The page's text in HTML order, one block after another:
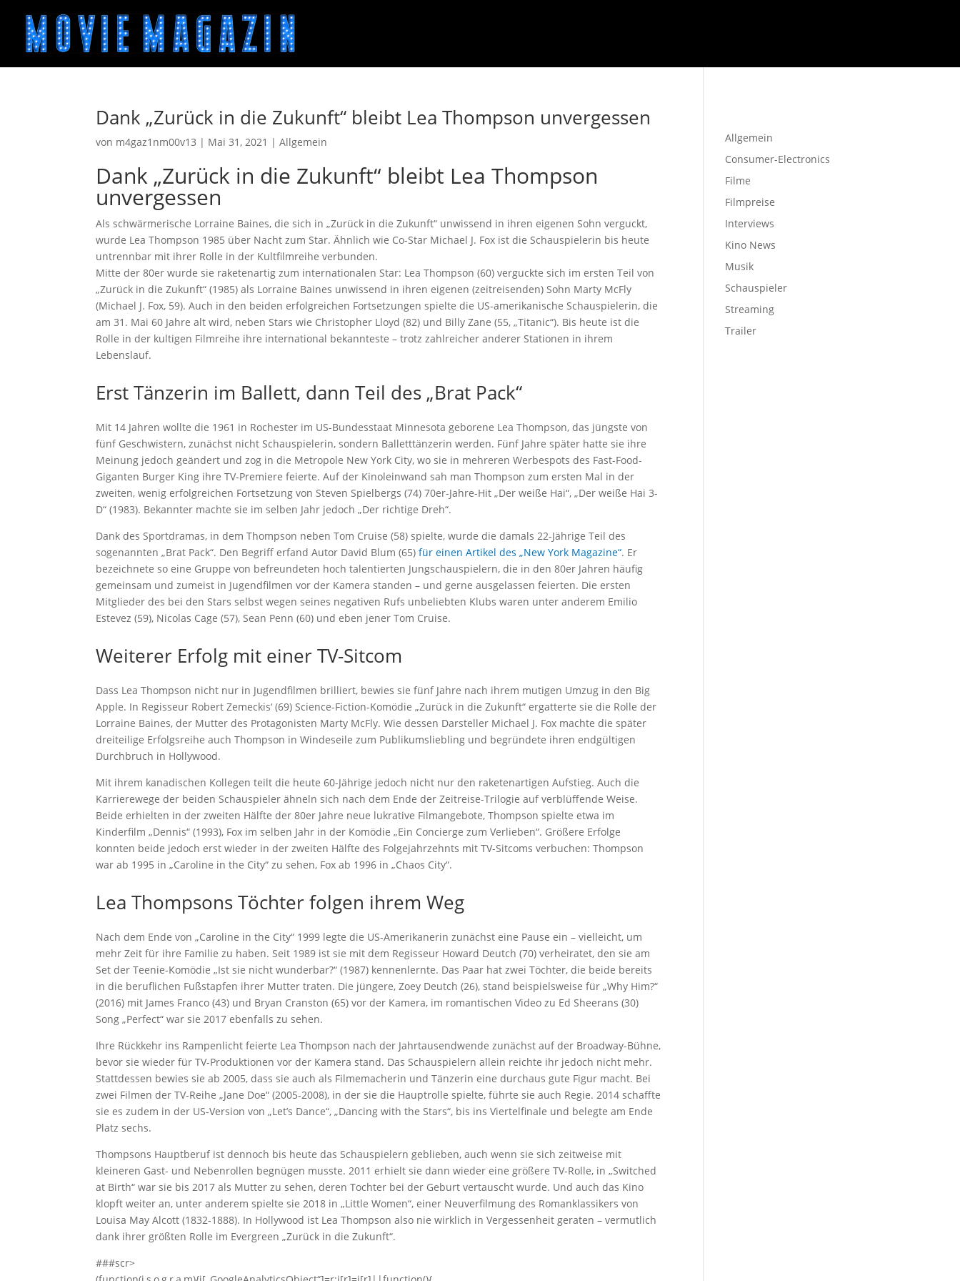
Dank „Zurück in die Zukunft“ bleibt Lea Thompson unvergessen
von m4gaz1nm00v13 | Mai 31, 2021 |Allgemein
Dank „Zurück in die Zukunft“ bleibt Lea Thompson
unvergessen
Als schwärmerische Lorraine Baines, die sich in „Zurück in die Zukunft“ unwissend in ihren eigenen Sohn verguckt,
wurde Lea Thompson 1985 über Nacht zum Star. Ähnlich wie Co-Star Michael J. Fox ist die Schauspielerin bis heute
untrennbar mit ihrer Rolle in der Kultfilmreihe verbunden.
Mitte der 80er wurde sie raketenartig zum internationalen Star: Lea Thompson (60) verguckte sich im ersten Teil von
„Zurück in die Zukunft“ (1985) als Lorraine Baines unwissend in ihren eigenen (zeitreisenden) Sohn Marty McFly
(Michael J. Fox, 59). Auch in den beiden erfolgreichen Fortsetzungen spielte die US-amerikanische Schauspielerin, die
am 31. Mai 60 Jahre alt wird, neben Stars wie Christopher Lloyd (82) und Billy Zane (55, „Titanic“). Bis heute ist die
Rolle in der kultigen Filmreihe ihre international bekannteste – trotz zahlreicher anderer Stationen in ihrem
Lebenslauf.
Erst Tänzerin im Ballett, dann Teil des „Brat Pack“
Mit 14 Jahren wollte die 1961 in Rochester im US-Bundesstaat Minnesota geborene Lea Thompson, das jüngste von
fünf Geschwistern, zunächst nicht Schauspielerin, sondern Balletttänzerin werden. Fünf Jahre später hatte sie ihre
Meinung jedoch geändert und zog in die Metropole New York City, wo sie in mehreren Werbespots des Fast-Food-
Giganten Burger King ihre TV-Premiere feierte. Auf der Kinoleinwand sah man Thompson zum ersten Mal in der
zweiten, wenig erfolgreichen Fortsetzung von Steven Spielbergs (74) 70er-Jahre-Hit „Der weiße Hai“, „Der weiße Hai 3-
D“ (1983). Bekannter machte sie im selben Jahr jedoch „Der richtige Dreh“.
Dank des Sportdramas, in dem Thompson neben Tom Cruise (58) spielte, wurde die damals 22-Jährige Teil des
sogenannten „Brat Pack“. Den Begriff erfand Autor David Blum (65)für einen Artikel des „New York Magazine“. Er
bezeichnete so eine Gruppe von befreundeten hoch talentierten Jungschauspielern, die in den 80er Jahren häufig
gemeinsam und zumeist in Jugendfilmen vor der Kamera standen – und gerne ausgelassen feierten. Die ersten
Mitglieder des bei den Stars selbst wegen seines negativen Rufs unbeliebten Klubs waren unter anderem Emilio
Estevez (59), Nicolas Cage (57), Sean Penn (60) und eben jener Tom Cruise.
Weiterer Erfolg mit einer TV-Sitcom
Dass Lea Thompson nicht nur in Jugendfilmen brilliert, bewies sie fünf Jahre nach ihrem mutigen Umzug in den Big
Apple. In Regisseur Robert Zemeckis‘ (69) Science-Fiction-Komödie „Zurück in die Zukunft“ ergatterte sie die Rolle der
Lorraine Baines, der Mutter des Protagonisten Marty McFly. Wie dessen Darsteller Michael J. Fox machte die später
dreiteilige Erfolgsreihe auch Thompson in Windeseile zum Publikumsliebling und begründete ihren endgültigen
Durchbruch in Hollywood.
Mit ihrem kanadischen Kollegen teilt die heute 60-Jährige jedoch nicht nur den raketenartigen Aufstieg. Auch die
Karrierewege der beiden Schauspieler ähneln sich nach dem Ende der Zeitreise-Trilogie auf verblüffende Weise.
Beide erhielten in der zweiten Hälfte der 80er Jahre neue lukrative Filmangebote, Thompson spielte etwa im
Kinderfilm „Dennis“ (1993), Fox im selben Jahr in der Komödie „Ein Concierge zum Verlieben“. Größere Erfolge
konnten beide jedoch erst wieder in der zweiten Hälfte des Folgejahrzehnts mit TV-Sitcoms verbuchen: Thompson
war ab 1995 in „Caroline in the City“ zu sehen, Fox ab 1996 in „Chaos City“.
Lea Thompsons Töchter folgen ihrem Weg
Nach dem Ende von „Caroline in the City“ 1999 legte die US-Amerikanerin zunächst eine Pause ein – vielleicht, um
mehr Zeit für ihre Familie zu haben. Seit 1989 ist sie mit dem Regisseur Howard Deutch (70) verheiratet, den sie am
Set der Teenie-Komödie „Ist sie nicht wunderbar?“ (1987) kennenlernte. Das Paar hat zwei Töchter, die beide bereits
in die beruflichen Fußstapfen ihrer Mutter traten. Die jüngere, Zoey Deutch (26), stand beispielsweise für „Why Him?“
(2016) mit James Franco (43) und Bryan Cranston (65) vor der Kamera, im romantischen Video zu Ed Sheerans (30)
Song „Perfect“ war sie 2017 ebenfalls zu sehen.
Ihre Rückkehr ins Rampenlicht feierte Lea Thompson nach der Jahrtausendwende zunächst auf der Broadway-Bühne,
bevor sie wieder für TV-Produktionen vor der Kamera stand. Das Schauspielern allein reichte ihr jedoch nicht mehr.
Stattdessen bewies sie ab 2005, dass sie auch als Filmemacherin und Tänzerin eine durchaus gute Figur macht. Bei
zwei Filmen der TV-Reihe „Jane Doe“ (2005-2008), in der sie die Hauptrolle spielte, führte sie auch Regie. 2014 schaffte
sie es zudem in der US-Version von „Let’s Dance“, „Dancing with the Stars“, bis ins Viertelfinale und belegte am Ende
Platz sechs.
Thompsons Hauptberuf ist dennoch bis heute das Schauspielern geblieben, auch wenn sie sich zeitweise mit
kleineren Gast- und Nebenrollen begnügen musste. 2011 erhielt sie dann wieder eine größere TV-Rolle, in „Switched
at Birth“ war sie bis 2017 als Mutter zu sehen, deren Tochter bei der Geburt vertauscht wurde. Und auch das Kino
klopft weiter an, unter anderem spielte sie 2018 in „Little Women“, einer Neuverfilmung des Romanklassikers von
Louisa May Alcott (1832-1888). In Hollywood ist Lea Thompson also nie wirklich in Vergessenheit geraten – vermutlich
dank ihrer größten Rolle im Evergreen „Zurück in die Zukunft“.
###scr>
Allgemein
Consumer-Electronics
Filme
Filmpreise
Interviews
Kino News
Musik
Schauspieler
Streaming
Trailer